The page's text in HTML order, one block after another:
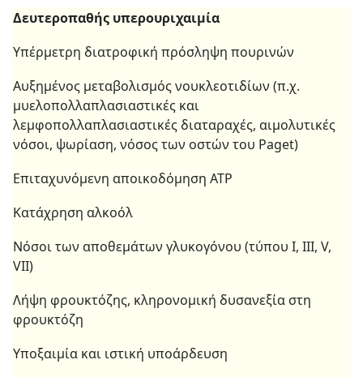
Δευτεροπαθής υπερουριχαιμία
Υπέρμετρη διατροφική πρόσληψη πουρινών
Αυξημένος μεταβολισμός νουκλεοτιδίων (π.χ.
μυελοπολλαπλασιαστικές και
λεμφοπολλαπλασιαστικές διαταραχές, αιμολυτικές
νόσοι, ψωρίαση, νόσος των οστών του Paget)
Επιταχυνόμενη αποικοδόμηση ΑΤΡ
Κατάχρηση αλκοόλ
Νόσοι των αποθεμάτων γλυκογόνου (τύπου Ι, ΙΙΙ, V,
VII)
Λήψη φρουκτόζης, κληρονομική δυσανεξία στη
φρουκτόζη
Υποξαιμία και ιστική υποάρδευση